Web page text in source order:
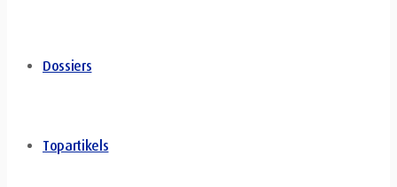
Dossiers
Topartikels